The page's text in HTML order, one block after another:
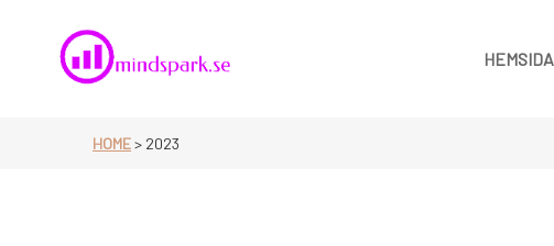
HEMSIDA
HOME> 2023